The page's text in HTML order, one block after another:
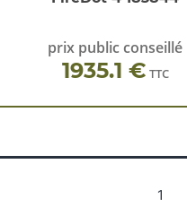
prix public conseillé
1935.1 € TTC
1